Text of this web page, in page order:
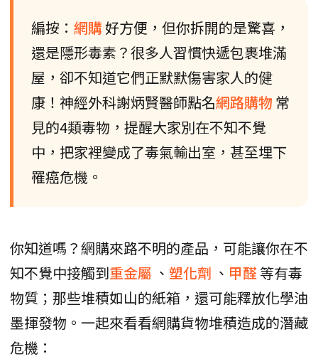
編按： 網購好方便，但你拆開的是驚喜，
還是隱形毒素？很多人習慣快遞包裹堆滿
屋，卻不知道它們正默默傷害家人的健
康！神經外科謝炳賢醫師點名網路購物 常
見的4類毒物，提醒大家別在不知不覺
中，把家裡變成了毒氣輸出室，甚至埋下
罹癌危機。
你知道嗎？網購來路不明的產品，可能讓你在不
知不覺中接觸到重金屬 、 塑化劑 、 甲醛等有毒
物質；那些堆積如山的紙箱，還可能釋放化學油
墨揮發物。一起來看看網購貨物堆積造成的潛藏
危機：